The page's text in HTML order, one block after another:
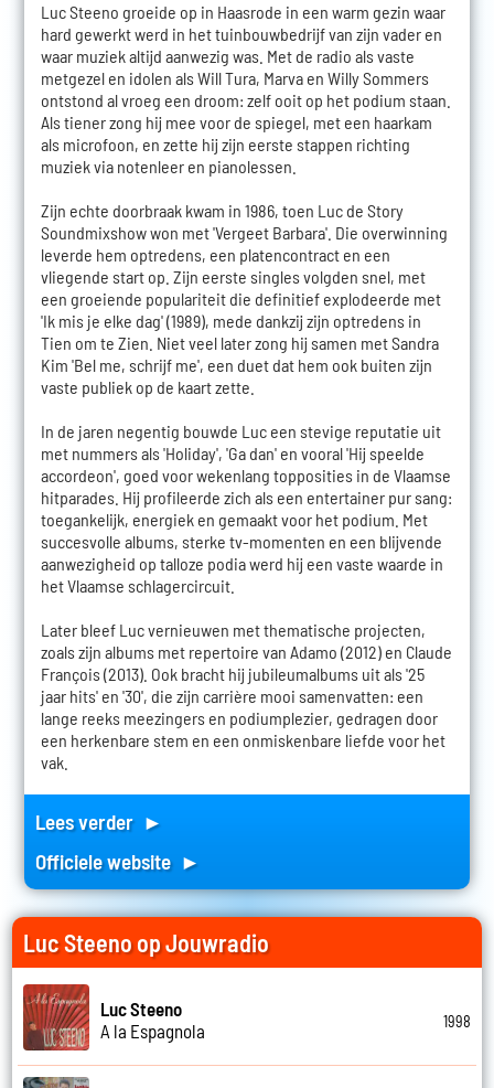
Luc Steeno groeide op in Haasrode in een warm gezin waar
hard gewerkt werd in het tuinbouwbedrijf van zijn vader en
waar muziek altijd aanwezig was. Met de radio als vaste
metgezel en idolen als Will Tura, Marva en Willy Sommers
ontstond al vroeg een droom: zelf ooit op het podium staan.
Als tiener zong hij mee voor de spiegel, met een haarkam
als microfoon, en zette hij zijn eerste stappen richting
muziek via notenleer en pianolessen.
Zijn echte doorbraak kwam in 1986, toen Luc de Story
Soundmixshow won met 'Vergeet Barbara'. Die overwinning
leverde hem optredens, een platencontract en een
vliegende start op. Zijn eerste singles volgden snel, met
een groeiende populariteit die definitief explodeerde met
'Ik mis je elke dag' (1989), mede dankzij zijn optredens in
Tien om te Zien. Niet veel later zong hij samen met Sandra
Kim 'Bel me, schrijf me', een duet dat hem ook buiten zijn
vaste publiek op de kaart zette.
In de jaren negentig bouwde Luc een stevige reputatie uit
met nummers als 'Holiday', 'Ga dan' en vooral 'Hij speelde
accordeon', goed voor wekenlang topposities in de Vlaamse
hitparades. Hij profileerde zich als een entertainer pur sang:
toegankelijk, energiek en gemaakt voor het podium. Met
succesvolle albums, sterke tv-momenten en een blijvende
aanwezigheid op talloze podia werd hij een vaste waarde in
het Vlaamse schlagercircuit.
Later bleef Luc vernieuwen met thematische projecten,
zoals zijn albums met repertoire van Adamo (2012) en Claude
François (2013). Ook bracht hij jubileumalbums uit als '25
jaar hits' en '30', die zijn carrière mooi samenvatten: een
lange reeks meezingers en podiumplezier, gedragen door
een herkenbare stem en een onmiskenbare liefde voor het
vak.
Lees verder ►
Officiele website ►
Luc Steeno op Jouwradio
Luc Steeno
A la Espagnola
1998